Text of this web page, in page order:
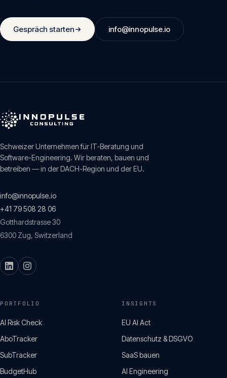
Gespräch starten info@innopulse.io
Schweizer Unternehmen für IT-Beratung und
Software-Engineering. Wir beraten, bauen und
betreiben — in der DACH-Region und der EU.
info@innopulse.io
+41 79 508 28 06
Gotthardstrasse 30
6300 Zug, Switzerland
PORTFOLIO
AI Risk Check
AboTracker
SubTracker
BudgetHub
INSIGHTS
EU AI Act
Datenschutz & DSGVO
SaaS bauen
AI Engineering